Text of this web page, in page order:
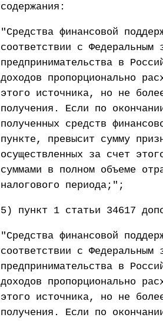
содержания:
"Средства финансовой
соответствии с
предпринимательства в
доходов пропорционально
этого источника, но не
получения. Если по
полученных средств
пункте, превысит сумму
осуществленных за счет
суммами в полном объеме
налогового периода;";
5) пункт 1 статьи 34617
"Средства финансовой
соответствии с
предпринимательства в
доходов пропорционально
этого источника, но не
получения. Если по